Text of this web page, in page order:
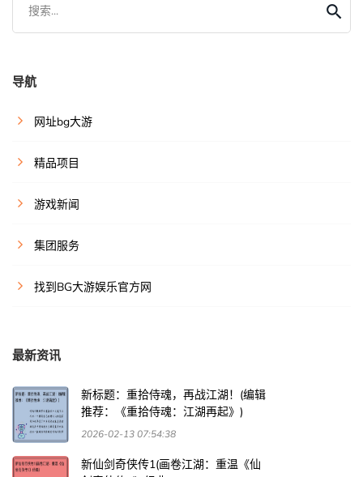
搜索...
导航
网址bg大游
精品项目
游戏新闻
集团服务
找到BG大游娱乐官方网
最新资讯
新标题：重拾侍魂，再战江湖！(编辑
推荐：《重拾侍魂：江湖再起》)
2026-02-13 07:54:38
新仙剑奇侠传1(画卷江湖：重温《仙